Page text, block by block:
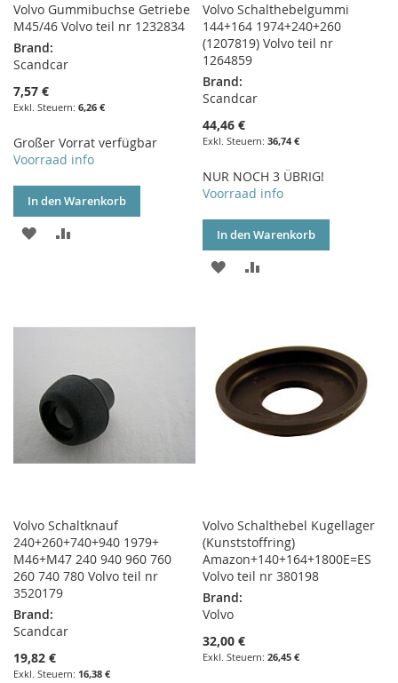
Volvo Gummibuchse Getriebe
M45/46 Volvo teil nr 1232834
Brand:
Scandcar
7,57 €
6,26 €
Großer Vorrat verfügbar
Voorraad info
In den Warenkorb
ZUR
Volvo Schalthebelgummi
144+164 1974+240+260
(1207819) Volvo teil nr
1264859
Brand:
Scandcar
44,46 €
36,74 €
NUR NOCH 3 ÜBRIG!
Voorraad info
In den Warenkorb
ZUR
Volvo Schaltknauf
240+260+740+940 1979+
M46+M47 240 940 960 760
260 740 780 Volvo teil nr
3520179
Brand:
Scandcar
19,82 €
16,38 €
Volvo Schalthebel Kugellager
(Kunststoffring)
Amazon+140+164+1800E=ES
Volvo teil nr 380198
Brand:
Volvo
32,00 €
26,45 €